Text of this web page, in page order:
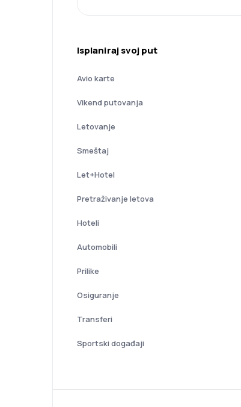
Isplaniraj svoj put
Avio karte
Vikend putovanja
Letovanje
Smeštaj
Let+Hotel
Pretraživanje letova
Hoteli
Automobili
Prilike
Osiguranje
Transferi
Sportski događaji